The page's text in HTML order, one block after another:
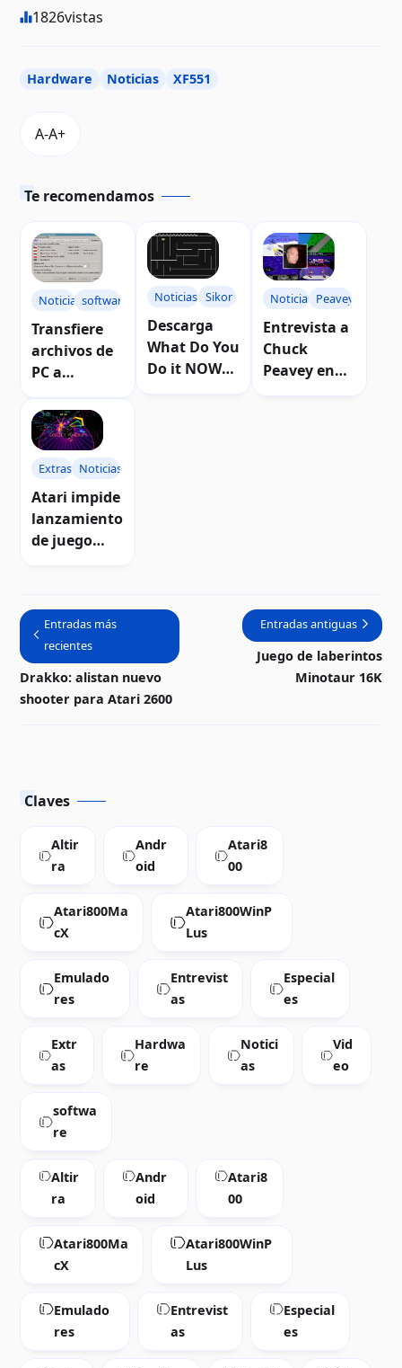
1826vistas
Hardware Noticias XF551
Te recomendamos
Noticiassoftware
Transfiere
archivos de
PC a
as Atari 8-
bits
Noticias Sikor
Descarga
What Do You
Do it NOW?
Noticias Peavey
Entrevista a
Chuck
Peavey en
Extras Noticias
Atari impide
lanzamiento
de juego
2000
Entradas más
recientes
Drakko: alistan nuevo
shooter para Atari 2600
Entradas antiguas
Juego de laberintos
Minotaur 16K
Claves
Altir
ra
Andr
oid
Atari8
00
Atari800Ma
cX
Atari800WinP
Lus
Emulado
res
Entrevist
as
Especial
es
Extr
as
Hardwa
re
Notici
as
Vid
eo
softwa
re
Altir
ra
Andr
oid
Atari8
00
Atari800Ma
cX
Atari800WinP
Lus
Emulado
res
Entrevist
as
Especial
es